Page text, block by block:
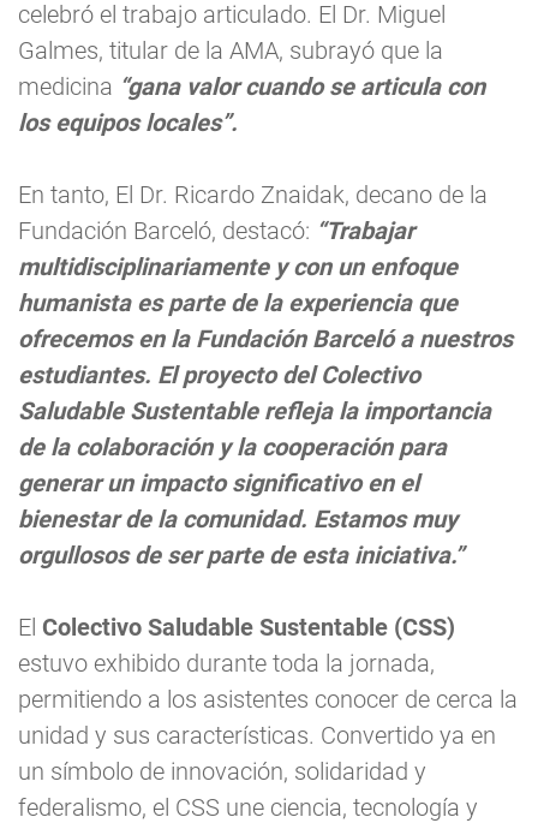
celebró el trabajo articulado. El Dr. Miguel
Galmes, titular de la AMA, subrayó que la
medicina “gana valor cuando se articula con
los equipos locales”.
En tanto, El Dr. Ricardo Znaidak, decano de la
Fundación Barceló, destacó: “Trabajar
multidisciplinariamente y con un enfoque
humanista es parte de la experiencia que
ofrecemos en la Fundación Barceló a nuestros
estudiantes. El proyecto del Colectivo
Saludable Sustentable refleja la importancia
de la colaboración y la cooperación para
generar un impacto significativo en el
bienestar de la comunidad. Estamos muy
orgullosos de ser parte de esta iniciativa.”
El Colectivo Saludable Sustentable (CSS)
estuvo exhibido durante toda la jornada,
permitiendo a los asistentes conocer de cerca la
unidad y sus características. Convertido ya en
un símbolo de innovación, solidaridad y
federalismo, el CSS une ciencia, tecnología y